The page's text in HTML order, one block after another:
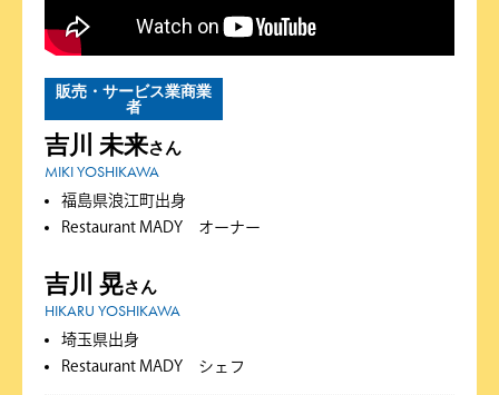
販売・サービス業商業
者
吉川 未来さん
MIKI YOSHIKAWA
福島県浪江町出身
Restaurant MADY オーナー
吉川 晃さん
HIKARU YOSHIKAWA
埼玉県出身
Restaurant MADY シェフ